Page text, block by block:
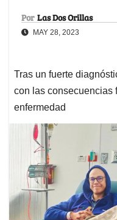
Por Las Dos Orillas
MAY 28, 2023
Tras un fuerte
con las consecuencias
enfermedad